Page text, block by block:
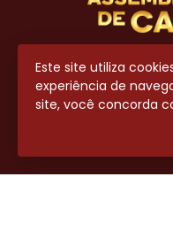
Este site utiliza
experiência de
site, você concorda